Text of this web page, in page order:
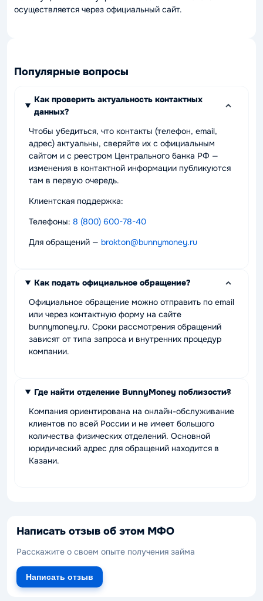
осуществляется через официальный сайт.
Популярные вопросы
Как проверить актуальность контактных
данных?
Чтобы убедиться, что контакты (телефон, email,
адрес) актуальны, сверяйте их с официальным
сайтом и с реестром Центрального банка РФ —
изменения в контактной информации публикуются
там в первую очередь.
Клиентская поддержка:
Телефоны: 8 (800) 600-78-40
Для обращений — brokton@bunnymoney.ru
Как подать официальное обращение?
Официальное обращение можно отправить по email
или через контактную форму на сайте
bunnymoney.ru. Сроки рассмотрения обращений
зависят от типа запроса и внутренних процедур
компании.
Где найти отделение BunnyMoney поблизости?
Компания ориентирована на онлайн-обслуживание
клиентов по всей России и не имеет большого
количества физических отделений. Основной
юридический адрес для обращений находится в
Казани.
Написать отзыв об этом МФО
Расскажите о своем опыте получения займа
Написать отзыв